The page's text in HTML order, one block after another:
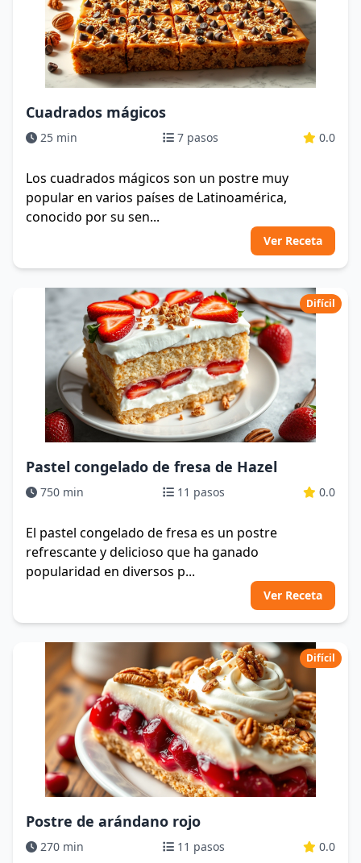
Cuadrados mágicos
25 min 7 pasos 0.0
Los cuadrados mágicos son un postre muy
popular en varios países de Latinoamérica,
conocido por su sen...
Ver Receta
Difícil
Pastel congelado de fresa de Hazel
750 min 11 pasos 0.0
El pastel congelado de fresa es un postre
refrescante y delicioso que ha ganado
popularidad en diversos p...
Ver Receta
Difícil
Postre de arándano rojo
270 min 11 pasos 0.0